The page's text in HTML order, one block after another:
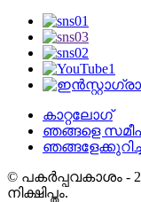
കാറ്റലോഗ്
ഞങ്ങളെ
© പകർപ്പവകാശം -
നിക്ഷിപ്തം.